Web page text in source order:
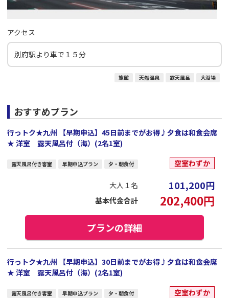
アクセス
別府駅より車で１５分
旅館 天然温泉 露天風呂 大浴場
おすすめプラン
行っトク★九州 【早期申込】45日前までがお得♪夕食は和食会席
★ 洋室 露天風呂付（海）(2名1室)
露天風呂付き客室 早期申込プラン 夕・朝食付 空室わずか
大人１名 101,200円
基本代金合計 202,400円
プランの詳細
行っトク★九州 【早期申込】30日前までがお得♪夕食は和食会席
★ 洋室 露天風呂付（海）(2名1室)
露天風呂付き客室 早期申込プラン 夕・朝食付 空室わずか